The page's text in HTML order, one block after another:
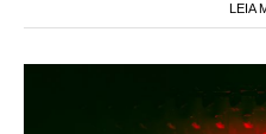
LEIA